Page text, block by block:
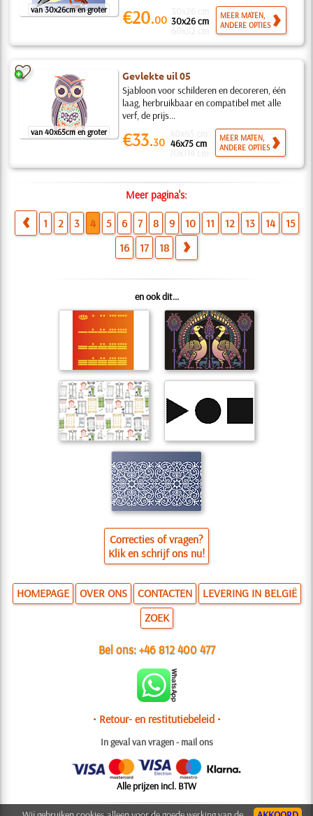
van 30x26cm en groter €20.00 30x26 cm
MEER MATEN,
ANDERE OPTIES
van 40x65cm en groter
Gevlekte uil 05
Sjabloon voor schilderen en decoreren, één
laag, herbruikbaar en compatibel met alle
verf, de prijs...
€33.30 46x75 cm
MEER MATEN,
ANDERE OPTIES
Meer pagina's:
1 2 3 4 5 6 7 8 9 10 11 12 13 14
15
16
17 18
en ook dit...
Correcties of vragen?
Klik en schrijf ons nu!
HOMEPAGE OVER ONS CONTACTEN
LEVERING IN BELGIË
ZOEK
Bel ons:+46 812 400 477
• Retour- en restitutiebeleid •
In geval van vragen - mail ons
Alle prijzen incl. BTW